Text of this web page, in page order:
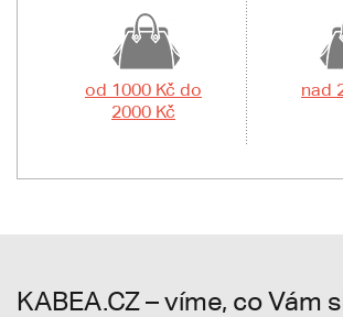
od 1000 Kč do
2000 Kč
nad
KABEA.CZ – víme, co Vám